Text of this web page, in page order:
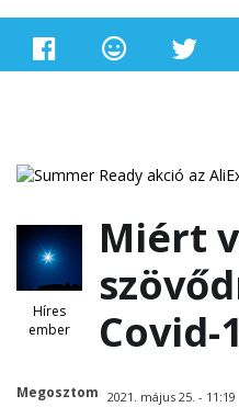
Híres
ember
Megosztom
Miért
Covid-
2021. május 25. - 11:19